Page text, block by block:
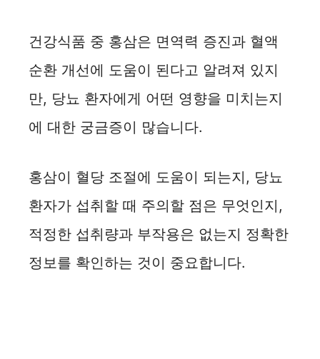
건강식품 중 홍삼은 면역력 증진과 혈액
순환 개선에 도움이 된다고 알려져 있지
만, 당뇨 환자에게 어떤 영향을 미치는지
에 대한 궁금증이 많습니다.
홍삼이 혈당 조절에 도움이 되는지, 당뇨
환자가 섭취할 때 주의할 점은 무엇인지,
적정한 섭취량과 부작용은 없는지 정확한
정보를 확인하는 것이 중요합니다.